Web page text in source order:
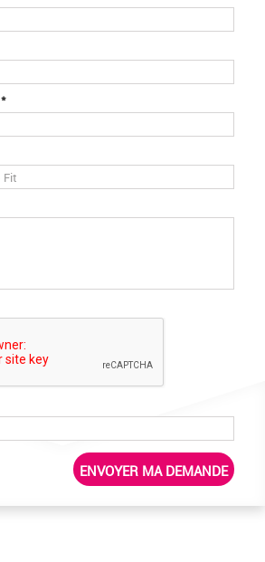
*
ENVOYER MA DEMANDE